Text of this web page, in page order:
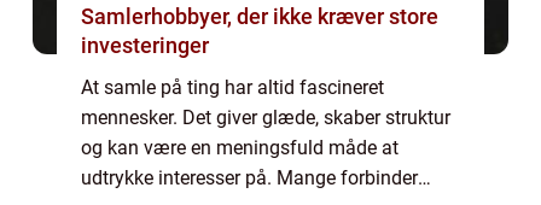
Samlerhobbyer, der ikke kræver store
investeringer
At samle på ting har altid fascineret
mennesker. Det giver glæde, skaber struktur
og kan være en meningsfuld måde at
udtrykke interesser på. Mange forbinder